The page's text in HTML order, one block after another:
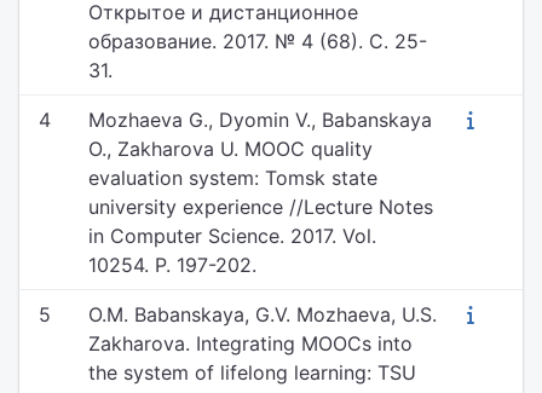
Открытое и дистанционное
образование. 2017. № 4 (68). С. 25-
31.
4
Mozhaeva G., Dyomin V., Babanskaya
O., Zakharova U. MOOC quality
evaluation system: Tomsk state
university experience //Lecture Notes
in Computer Science. 2017. Vol.
10254. P. 197-202.
5
O.M. Babanskaya, G.V. Mozhaeva, U.S.
Zakharova. Integrating MOOCs into
the system of lifelong learning: TSU